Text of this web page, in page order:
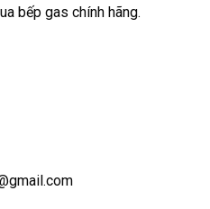
bếp gas chính hãng.